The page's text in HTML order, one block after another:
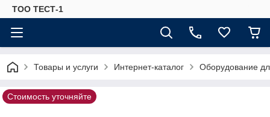
ТОО ТЕСТ-1
Товары и услуги Интернет-каталог Оборудование
Стоимость уточняйте